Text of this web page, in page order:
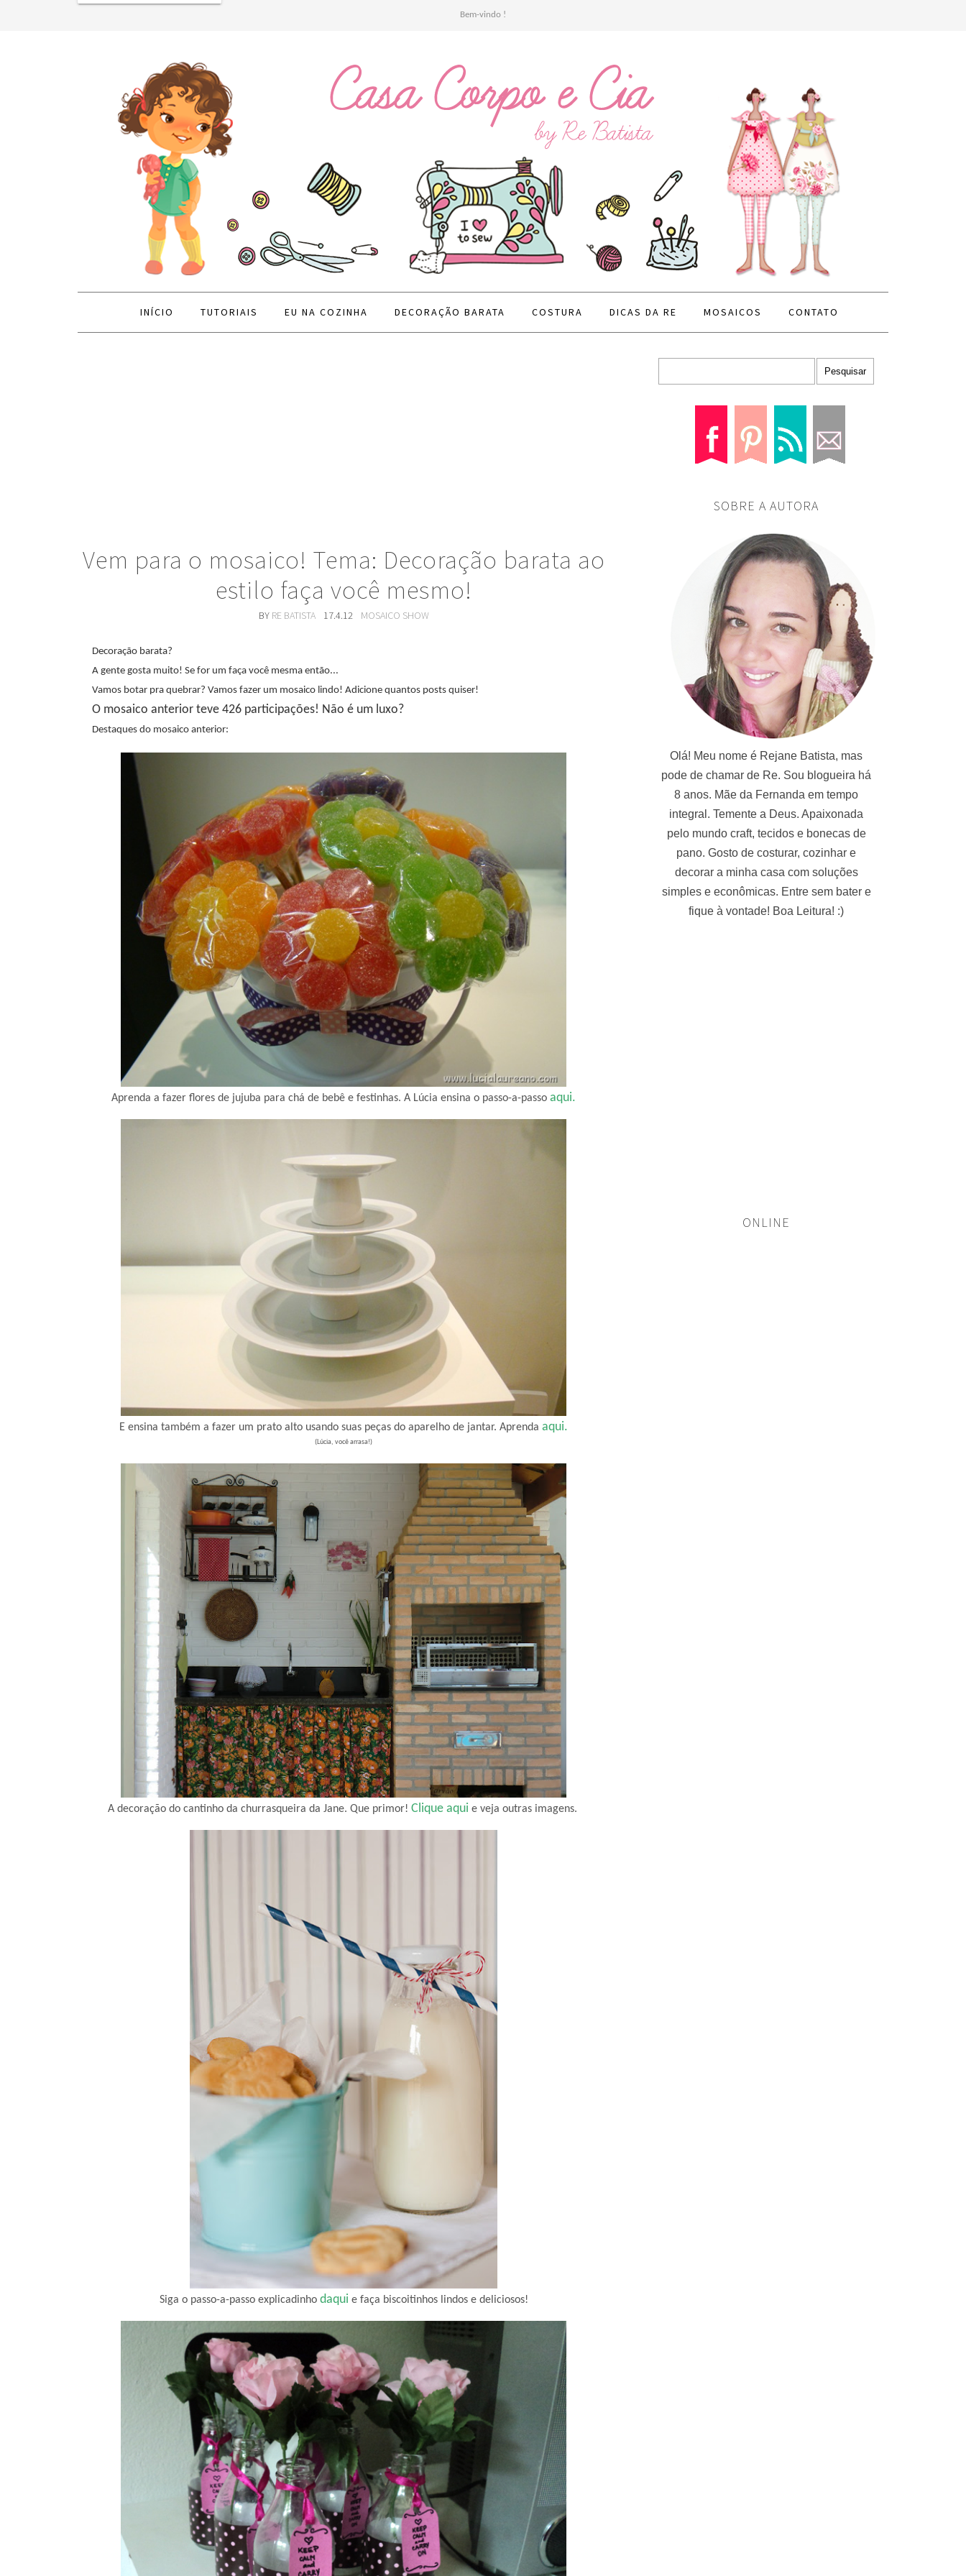
Bem-vindo !
INÍCIO TUTORIAIS EU NA COZINHA DECORAÇÃO BARATA COSTURA DICAS DA RE MOSAICOS CONTATO
Vem para o mosaico! Tema: Decoração barata ao
estilo faça você mesmo!
BY RE BATISTA 17.4.12 MOSAICO SHOW
Decoração barata?
A gente gosta muito! Se for um faça você mesma então...
Vamos botar pra quebrar? Vamos fazer um mosaico lindo! Adicione quantos posts quiser!
O mosaico anterior teve 426 participações! Não é um luxo?
Destaques do mosaico anterior:
Aprenda a fazer flores de jujuba para chá de bebê e festinhas. A Lúcia ensina o passo-a-passo aqui.
E ensina também a fazer um prato alto usando suas peças do aparelho de jantar. Aprenda aqui.
(Lúcia, você arrasa!)
A decoração do cantinho da churrasqueira da Jane. Que primor! Clique aqui e veja outras imagens.
Siga o passo-a-passo explicadinho daqui e faça biscoitinhos lindos e deliciosos!
SOBRE A AUTORA
Olá! Meu nome é Rejane Batista, mas
pode de chamar de Re. Sou blogueira há
8 anos. Mãe da Fernanda em tempo
integral. Temente a Deus. Apaixonada
pelo mundo craft, tecidos e bonecas de
pano. Gosto de costurar, cozinhar e
decorar a minha casa com soluções
simples e econômicas. Entre sem bater e
fique à vontade! Boa Leitura! :)
ONLINE